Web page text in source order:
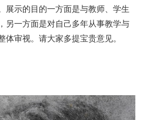
展示的目的一方面是与教师、学生
另一方面是对自己多年从事教学与
体审视。请大家多提宝贵意见。